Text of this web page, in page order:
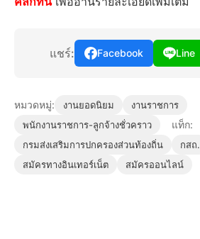
แชร์: Facebook Line
หมวดหมู่: งานยอดนิยม
งานราชการ
พนักงานราชการ-ลูกจ้างชั่วคราว
แท็ก:
กรมส่งเสริมการปกครองส่วนท้องถิ่น กสถ.
สมัครทางอินเทอร์เน็ต
สมัครออนไลน์